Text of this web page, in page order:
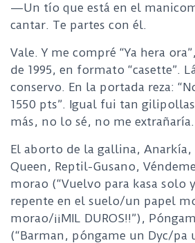
—Un tío que está en el
cantar. Te partes con él.
Vale. Y me compré “Ya hera
de 1995, en formato “casette”.
conservo. En la portada reza:
1550 pts”. Igual fui tan
más, no lo sé, no me extrañaría.
El aborto de la gallina, Anarkía,
Queen, Reptil-Gusano,
morao (“Vuelvo para kasa solo
repente en el suelo/un papel
morao/¡¡MIL DUROS!!”),
(“Barman, póngame un Dyc/pa